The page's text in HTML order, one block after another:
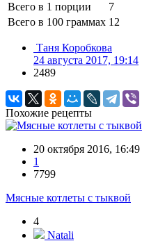
Всего в 1 порции
7
Всего в 100 граммах 12
Таня Коробкова
24 августа 2017, 19:14
2489
Похожие рецепты
20 октября 2016, 16:49
1
7799
Мясные котлеты с тыквой
4
Natali